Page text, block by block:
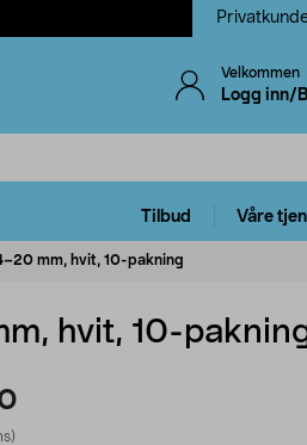
Velkommen
Logg inn/
Tilbud Våre
mm, hvit, 10-pakning
hvit, 10-